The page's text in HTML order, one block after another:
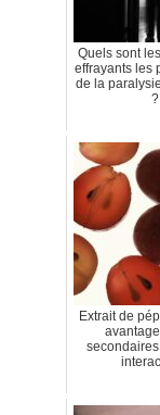
Quels sont
effrayants les
de la
?
Extrait de